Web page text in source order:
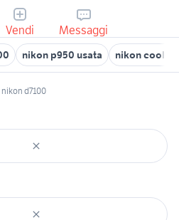
Vendi Messaggi
nikon p950 usata nikon
d7100